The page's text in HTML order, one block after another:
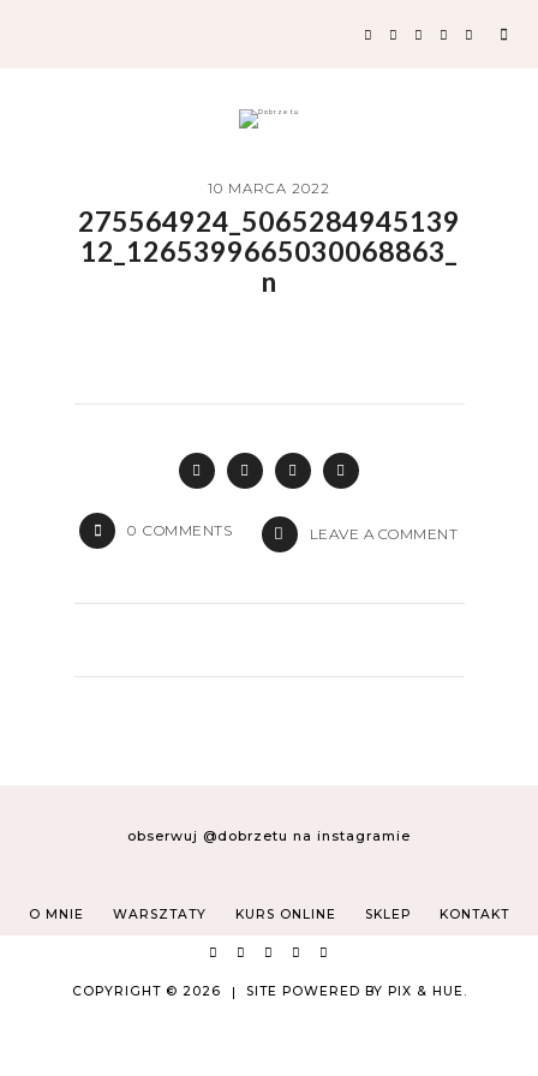
10 MARCA 2022
275564924_5065284945139
12_1265399665030068863_
n
0 COMMENTS LEAVE A COMMENT
obserwuj @dobrzetu na instagramie
O MNIE WARSZTATY KURS ONLINE SKLEP KONTAKT
COPYRIGHT © 2026 SITE POWERED BY PIX & HUE.